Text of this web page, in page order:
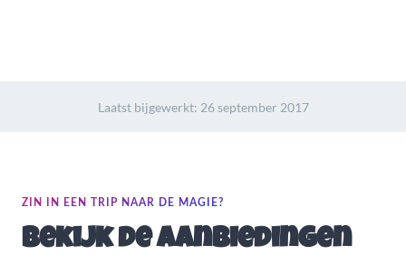
Laatst bijgewerkt: 26 september 2017
ZIN IN EEN TRIP NAAR DE MAGIE?
Bekijk de aanbiedingen